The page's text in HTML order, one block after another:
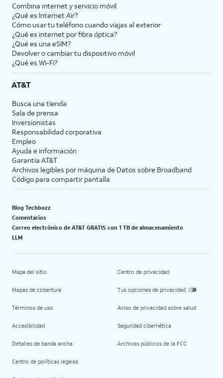
Combina internet y servicio móvil
¿Qué es Internet Air?
Cómo usar tu teléfono cuando viajas al exterior
¿Qué es internet por fibra óptica?
¿Qué es una eSIM?
Devolver o cambiar tu dispositivo móvil
¿Qué es Wi-Fi?
AT&T
Busca una tienda
Sala de prensa
Inversionistas
Responsabilidad corporativa
Empleo
Ayuda e información
Garantía AT&T
Archivos legibles por máquina de Datos sobre Broadband
Código para compartir pantalla
Blog Techbuzz
Comentarios
Correo electrónico de AT&T GRATIS con 1 TB de almacenamiento
LLM
Mapa del sitio
Mapas de cobertura
Términos de uso
Accesibilidad
Detalles de banda ancha
Centro de políticas legales
Centro de privacidad
Tus opciones de privacidad
Aviso de privacidad sobre salud
Seguridad cibernética
Archivos públicos de la FCC